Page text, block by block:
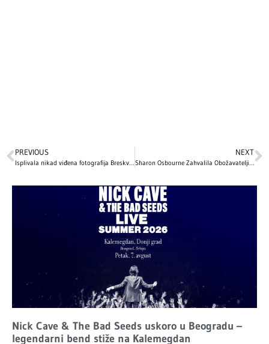
PREVIOUS NEXT
Nick Cave & The Bad Seeds uskoro u Beogradu –
legendarni bend stiže na Kalemegdan